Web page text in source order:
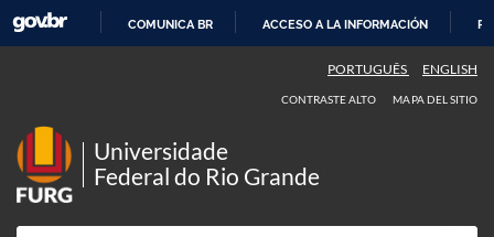
CONTENIDO
COMUNICA BR ACCESO A LA INFORMACIÓN
PORTUGUÊS ENGLISH
CONTRASTE ALTO MAPA DEL SITIO
Universidade
Federal do Rio Grande